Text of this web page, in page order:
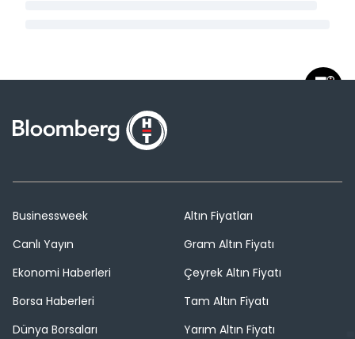
Businessweek
Canlı Yayın
Ekonomi Haberleri
Borsa Haberleri
Dünya Borsaları
Altın Fiyatları
Gram Altın Fiyatı
Çeyrek Altın Fiyatı
Tam Altın Fiyatı
Yarım Altın Fiyatı